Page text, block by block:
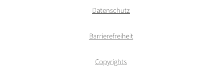
Datenschutz
Barrierefreiheit
Copyrights